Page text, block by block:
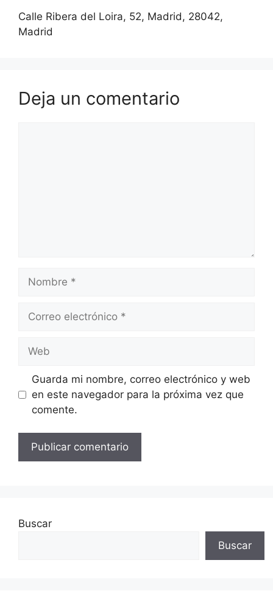
Calle Ribera del Loira, 52, Madrid, 28042,
Madrid
Deja un comentario
electrónico
Guarda mi nombre, correo electrónico y web
en este navegador para la próxima vez que
comente.
Buscar
Buscar